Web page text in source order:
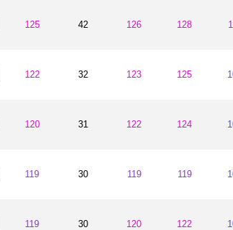
125 42 126 128
122 32 123 125
120 31 122 124
119 30 119 119
119 30 120 122